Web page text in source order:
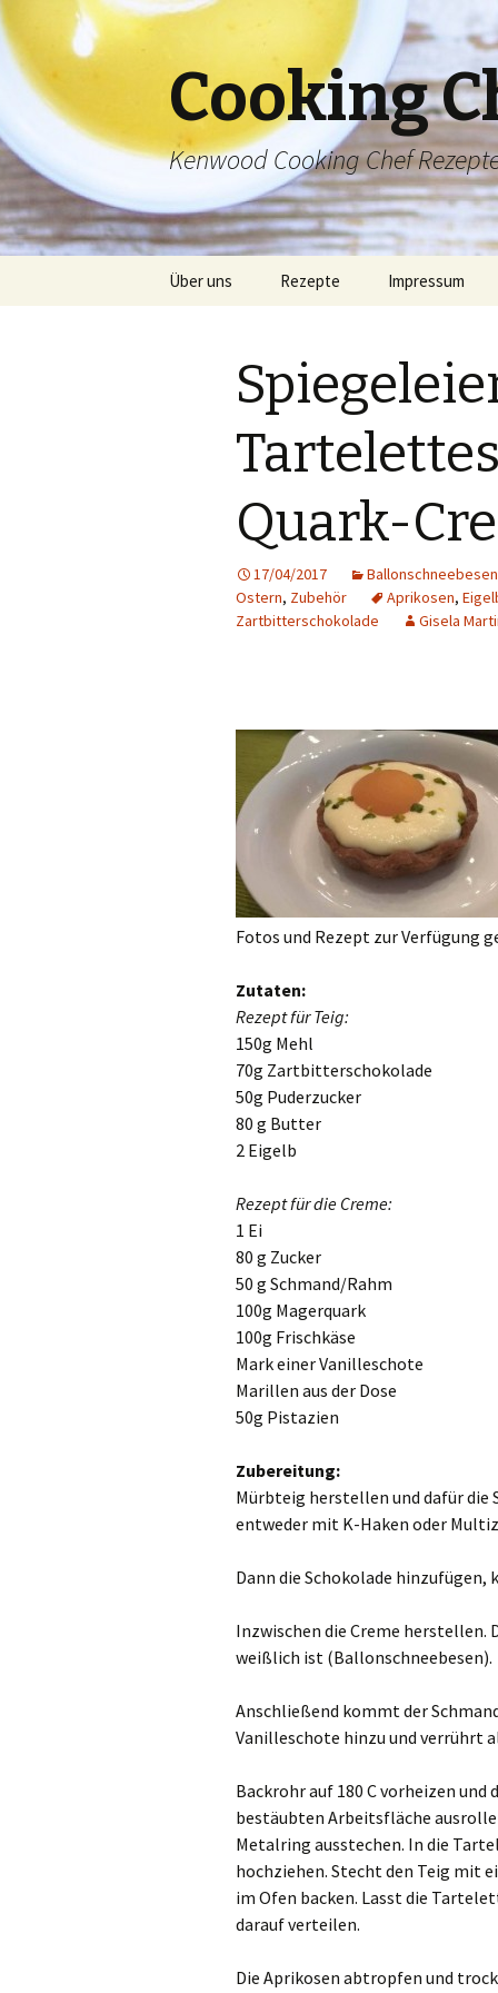
Cooking
Kenwood Cooking Chef
Springe
Über uns Rezepte Impressum
Quark-
17/04/2017 Ballonschneebesen
Ostern, Zubehör Aprikosen,
Zartbitterschokolade
Gisela
Fotos und Rezept zur Verfügung
Zutaten:
Rezept für Teig:
150g Mehl
70g Zartbitterschokolade
50g Puderzucker
80 g Butter
2 Eigelb
Rezept für die Creme:
1 Ei
80 g Zucker
50 g Schmand/Rahm
100g Magerquark
100g Frischkäse
Mark einer Vanilleschote
Marillen aus der Dose
50g Pistazien
Zubereitung:
Mürbteig herstellen und dafür die
entweder mit K-Haken oder
Dann die Schokolade
Inzwischen die Creme herstellen.
weißlich ist (Ballonschneebesen).
Anschließend kommt der
Vanilleschote hinzu und verrührt
Backrohr auf 180 C vorheizen
bestäubten Arbeitsfläche
Metalring ausstechen. In die
hochziehen. Stecht den Teig mit
im Ofen backen. Lasst die
darauf verteilen.
Die Aprikosen abtropfen und